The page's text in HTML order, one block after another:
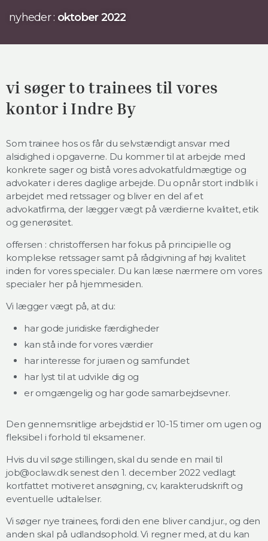
nyheder : oktober 2022
vi søger to trainees til vores
kontor i Indre By
Som trainee hos os får du selvstændigt ansvar med
alsidighed i opgaverne. Du kommer til at arbejde med
konkrete sager og bistå vores advokatfuldmægtige og
advokater i deres daglige arbejde. Du opnår stort indblik i
arbejdet med retssager og bliver en del af et
advokatfirma, der lægger vægt på værdierne kvalitet, etik
og generøsitet.
offersen : christoffersen har fokus på principielle og
komplekse retssager samt på rådgivning af høj kvalitet
inden for vores specialer. Du kan læse nærmere om vores
specialer her på hjemmesiden.
Vi lægger vægt på, at du:
har gode juridiske færdigheder
kan stå inde for vores værdier
har interesse for juraen og samfundet
har lyst til at udvikle dig og
er omgængelig og har gode samarbejdsevner.
Den gennemsnitlige arbejdstid er 10-15 timer om ugen og
fleksibel i forhold til eksamener.
Hvis du vil søge stillingen, skal du sende en mail til
job@oclaw.dk senest den 1. december 2022 vedlagt
kortfattet motiveret ansøgning, cv, karakterudskrift og
eventuelle udtalelser.
Vi søger nye trainees, fordi den ene bliver cand.jur., og den
anden skal på udlandsophold. Vi regner med, at du kan